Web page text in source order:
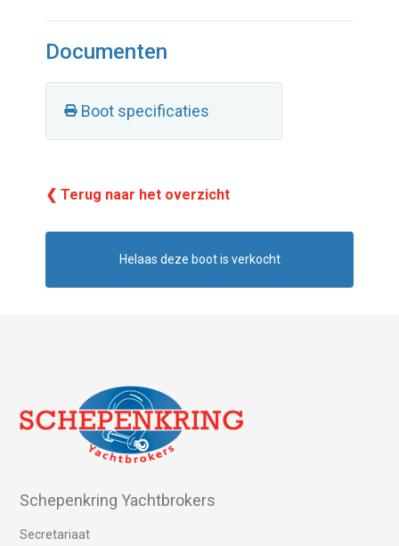
Documenten
Boot specificaties
❮ Terug naar het overzicht
Helaas deze boot is verkocht
Schepenkring Yachtbrokers
Secretariaat